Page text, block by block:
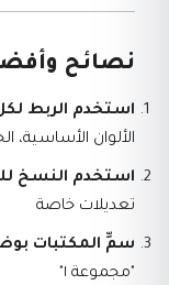
نصائح
استخدم الربط
الألوان الأساسية،
استخدم النسخ
تعديلات خاصة
سمِّ المكتبات
"مجموعة ١"